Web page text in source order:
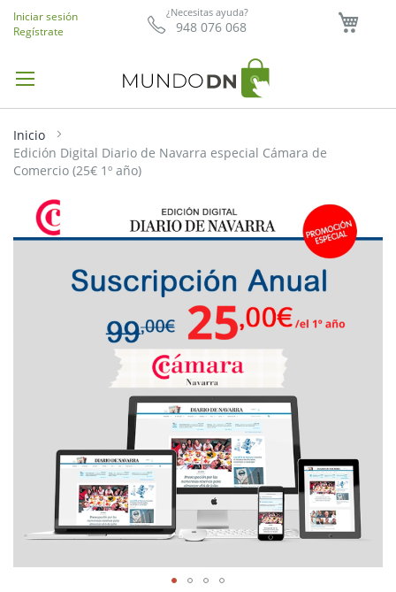
¿Necesitas ayuda?
948 076 068
Iniciar sesión
Regístrate
Inicio
Edición Digital Diario de Navarra especial Cámara de
Comercio (25€ 1º año)
Saltar
final